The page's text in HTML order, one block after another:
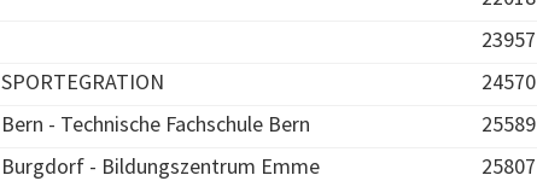
23957
SPORTEGRATION
24570
Bern - Technische Fachschule Bern
25589
Burgdorf - Bildungszentrum Emme
25807